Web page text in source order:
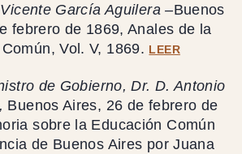
García Aguilera –Buenos
febrero de 1869, Anales de la
Vol. V, 1869. LEER
de Gobierno, Dr. D. Antonio
Buenos Aires, 26 de febrero de
sobre la Educación Común
de Buenos Aires por Juana